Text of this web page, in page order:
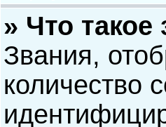
» Что такое
Звания,
количество